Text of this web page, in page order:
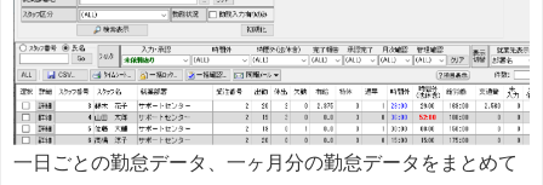
一日ごとの勤怠データ、一ヶ月分の勤怠データをまとめて